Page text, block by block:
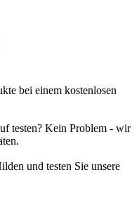
bei einem kostenlosen
testen? Kein Problem - wir
und testen Sie unsere